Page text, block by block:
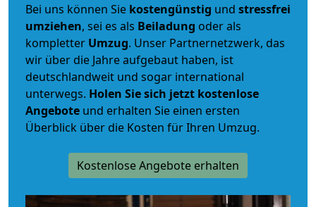
Bei uns können Sie kostengünstig und stressfrei
umziehen, sei es als Beiladung oder als
kompletter Umzug. Unser Partnernetzwerk, das
wir über die Jahre aufgebaut haben, ist
deutschlandweit und sogar international
unterwegs. Holen Sie sich jetzt kostenlose
Angebote und erhalten Sie einen ersten
Überblick über die Kosten für Ihren Umzug.
Kostenlose Angebote erhalten